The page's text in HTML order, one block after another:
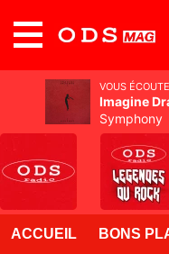
ACCUEIL BONS
VOUS
Imagine
Symphony